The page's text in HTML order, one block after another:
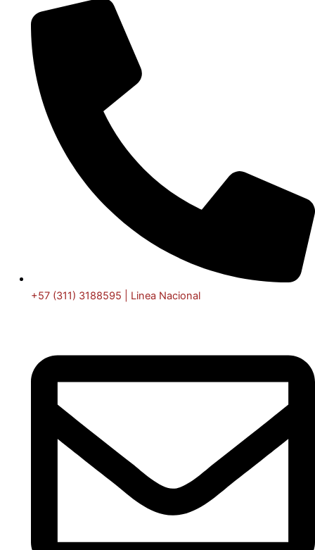
+57 (311) 3188595 | Linea Nacional